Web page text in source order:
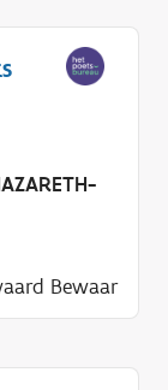
Bewaar